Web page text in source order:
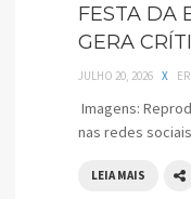
FESTA DA
GERA
JULHO 20, 2026 X
Imagens:
nas redes
LEIA MAIS